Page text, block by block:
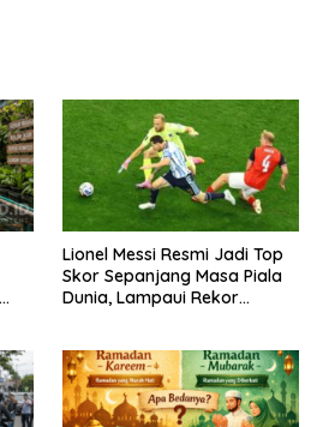
Lionel Messi Resmi Jadi Top
Skor Sepanjang Masa Piala
Dunia, Lampaui Rekor